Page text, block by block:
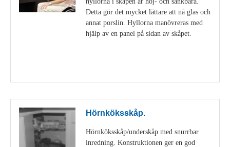
Detta gör det mycket lättare att nå glas och
annat porslin. Hyllorna manövreras med
hjälp av en panel på sidan av skåpet.
Hörnköksskåp.
Hörnköksskåp/underskåp med snurrbar
inredning. Konstruktionen ger en god